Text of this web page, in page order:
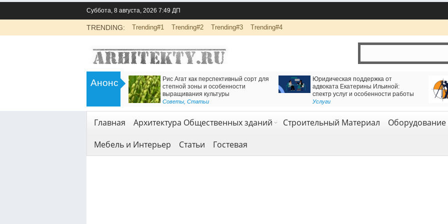
Суббота, 8 августа, 2026 7:49 ДП
TRENDING: Trending#1 Trending#2 Trending#3 Trending#4
Анонс
Инженерно-экологические изыскания
Есть решение для движения через
Железнодорожный тоннель
Геодезия и геология
Логистика и комплексная перевозка грузов с
компанией АВАС ГРУПП
Транспорт и логистика ,Услуги
Главная Архитектура Общественных зданий Строительный Материал
Оборудование
Мебель и Интерьер
Статьи Гостевая